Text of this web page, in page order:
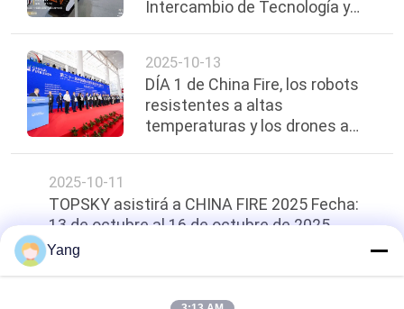
Intercambio de Tecnología y
exposición: 28-31 de octubre de
2025. Lugar: Pabellón Shunyi,
Centro Internacional de
Exposiciones de China, Pekín.
2025-10-13
DÍA 1 de China Fire, los robots
resistentes a altas
temperaturas y los drones a
2025-10-11
TOPSKY asistirá a CHINA FIRE 2025 Fecha:
13 de octubre al 16 de octubre de 2025
arriba
Yang